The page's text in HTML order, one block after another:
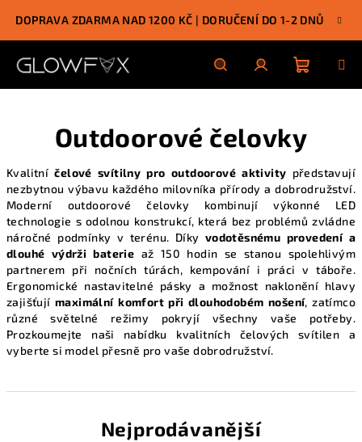
obsah
DOPRAVA ZDARMA NAD 1200 KČ | DORUČENÍ DO 1-2 DNŮ
HledatPřihlášení
košík
Outdoorové čelovky
Kvalitníčelové svítilny pro outdoorové aktivity představují
nezbytnou výbavu každého milovníka přírody a dobrodružství.
Moderní outdoorové čelovky kombinují výkonné LED
technologie s odolnou konstrukcí, která bez problémů zvládne
náročné podmínky v terénu. Díky vodotěsnému provedení a
dlouhé výdrži baterie až 150 hodin se stanou spolehlivým
partnerem při nočních túrách, kempování i práci v táboře.
Ergonomické nastavitelné pásky a možnost naklonění hlavy
zajišťujímaximální komfort při dlouhodobém nošení, zatímco
různé světelné režimy pokryjí všechny vaše potřeby.
Prozkoumejte naši nabídku kvalitních čelových svítilen a
vyberte si model přesně pro vaše dobrodružství.
Nejprodávanější